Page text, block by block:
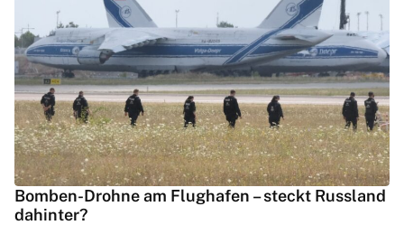
Bomben-Drohne am Flughafen – steckt Russland
dahinter?